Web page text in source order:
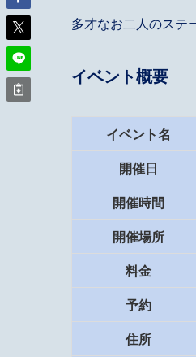
多才なお二人のステ
イベント概要
イベント名
開催日
開催時間
開催場所
料金
予約
住所